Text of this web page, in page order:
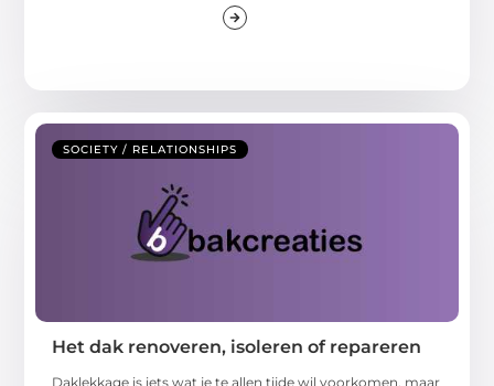
SOCIETY / RELATIONSHIPS
Het dak renoveren, isoleren of repareren
Daklekkage is iets wat je te allen tijde wil voorkomen, maar